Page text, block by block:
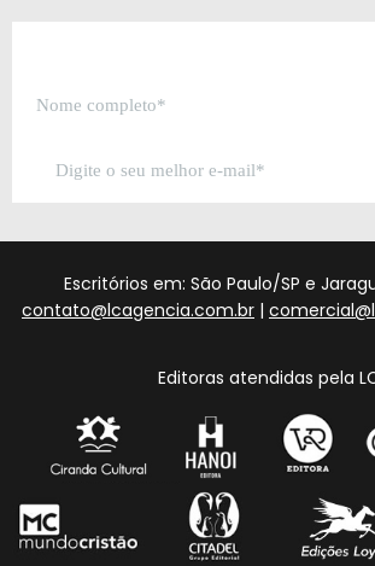
Escritórios em: São Paulo/SP e
contato@lcagencia.com.br |
Editoras atendidas pela